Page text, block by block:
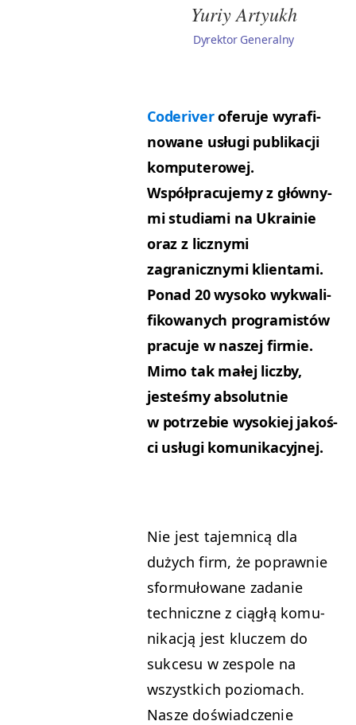
Yuriy Artyukh
Dyrektor Generalny
Coderiv­erofer­u­je wyrafi­
nowane usłu­gi pub­likacji
kom­put­erowej.
Współpracu­je­my z główny­
mi stu­di­a­mi na Ukrainie
oraz z liczny­mi
zagraniczny­mi klien­ta­mi.
Pon­ad 20 wysoko wyk­wal­i­
fikowanych pro­gramistów
pracu­je w naszej fir­mie.
Mimo tak małej licz­by,
jesteśmy abso­lut­nie
w potrze­bie wysok­iej jakoś­
ci usłu­gi komunikacyjnej.
Nie jest tajem­nicą dla
dużych firm, że poprawnie
sfor­mułowane zadanie
tech­niczne z ciągłą komu­
nikacją jest kluczem do
sukce­su w zes­pole na
wszys­t­kich poziomach.
Nasze doświad­cze­nie